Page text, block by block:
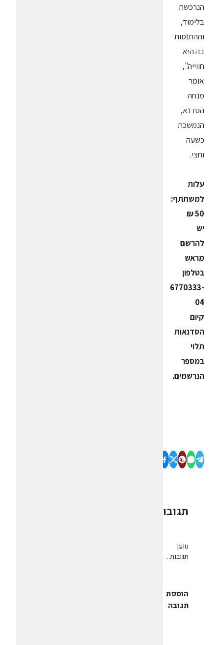
הנרכשת
בלימוד,
וההתנסות
בה היא
חווייה.",
אומר
מנחה
הסדנא,
הנמשכת
כשעה
וחצי.
עלות
למשתתף:
50 ₪
יש
להרשם
מראש
בטלפון
6770333-
04
קיום
הסדנאות
תלוי
במספר
הנרשמים.
תגובות
טוען
תגובות...
הוספת
תגובה